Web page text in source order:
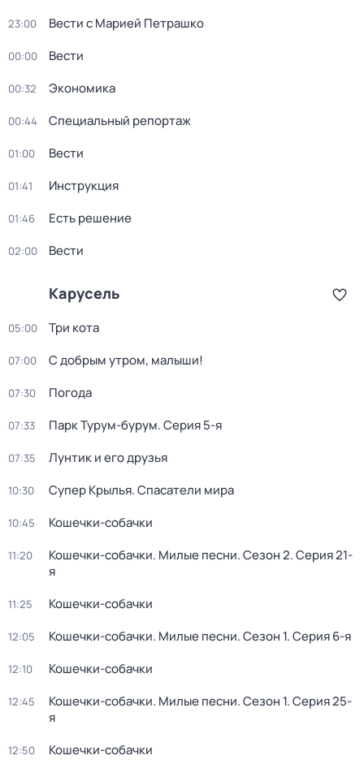
23:00 Вести с Марией Петрашко
00:00 Вести
00:32 Экономика
00:44 Специальный репортаж
01:00 Вести
01:41 Инструкция
01:46 Есть решение
02:00 Вести
Карусель
05:00 Три кота
07:00 С добрым утром, малыши!
07:30 Погода
07:33 Парк Турум-бурум. Серия 5-я
07:35 Лунтик и его друзья
10:30 Супер Крылья. Спасатели мира
10:45 Кошечки-собачки
11:20 Кошечки-собачки. Милые песни. Сезон 2. Серия 21-
я
11:25 Кошечки-собачки
12:05 Кошечки-собачки. Милые песни. Сезон 1. Серия 6-я
12:10 Кошечки-собачки
12:45 Кошечки-собачки. Милые песни. Сезон 1. Серия 25-
я
12:50 Кошечки-собачки